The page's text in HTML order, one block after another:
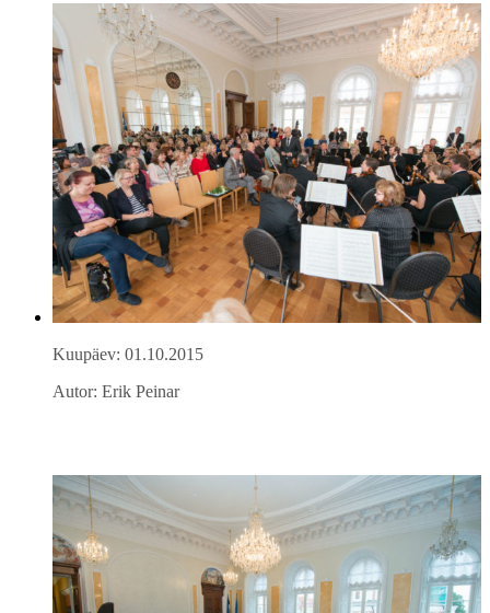
Kuupäev: 01.10.2015
Autor: Erik Peinar